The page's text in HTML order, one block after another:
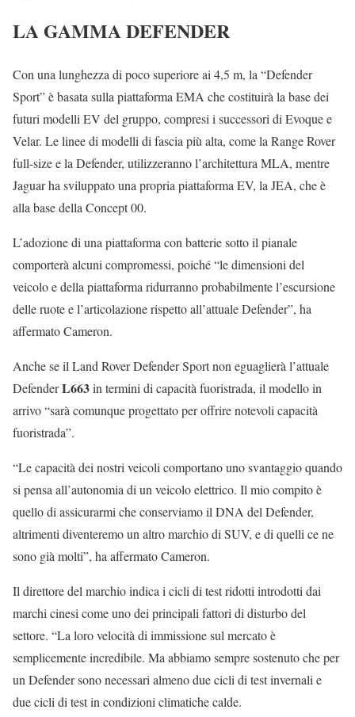
LA GAMMA DEFENDER
Con una lunghezza di poco superiore ai 4,5 m, la “Defender
Sport” è basata sulla piattaforma EMA che costituirà la base dei
futuri modelli EV del gruppo, compresi i successori di Evoque e
Velar. Le linee di modelli di fascia più alta, come la Range Rover
full-size e la Defender, utilizzeranno l’architettura MLA, mentre
Jaguar ha sviluppato una propria piattaforma EV, la JEA, che è
alla base della Concept 00.
L’adozione di una piattaforma con batterie sotto il pianale
comporterà alcuni compromessi, poiché “le dimensioni del
veicolo e della piattaforma ridurranno probabilmente l’escursione
delle ruote e l’articolazione rispetto all’attuale Defender”, ha
affermato Cameron.
Anche se il Land Rover Defender Sport non eguaglierà l’attuale
DefenderL663in termini di capacità fuoristrada, il modello in
arrivo “sarà comunque progettato per offrire notevoli capacità
fuoristrada”.
“Le capacità dei nostri veicoli comportano uno svantaggio quando
si pensa all’autonomia di un veicolo elettrico. Il mio compito è
quello di assicurarmi che conserviamo il DNA del Defender,
altrimenti diventeremo un altro marchio di SUV, e di quelli ce ne
sono già molti”, ha affermato Cameron.
Il direttore del marchio indica i cicli di test ridotti introdotti dai
marchi cinesi come uno dei principali fattori di disturbo del
settore. “La loro velocità di immissione sul mercato è
semplicemente incredibile. Ma abbiamo sempre sostenuto che per
un Defender sono necessari almeno due cicli di test invernali e
due cicli di test in condizioni climatiche calde.